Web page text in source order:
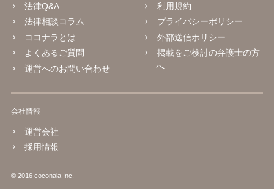
法律Q&A
法律相談コラム
ココナラとは
よくあるご質問
運営へのお問い合わせ
利用規約
プライバシーポリシー
外部送信ポリシー
掲載をご検討の弁護士の方
へ
会社情報
運営会社
採用情報
© 2016 coconala Inc.